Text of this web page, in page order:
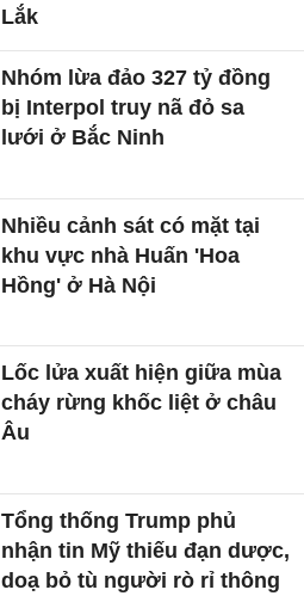
Lắk
Nhóm lừa đảo 327 tỷ đồng
bị Interpol truy nã đỏ sa
lưới ở Bắc Ninh
Nhiều cảnh sát có mặt tại
khu vực nhà Huấn 'Hoa
Hồng' ở Hà Nội
Lốc lửa xuất hiện giữa mùa
cháy rừng khốc liệt ở châu
Âu
Tổng thống Trump phủ
nhận tin Mỹ thiếu đạn dược,
doạ bỏ tù người rò rỉ thông